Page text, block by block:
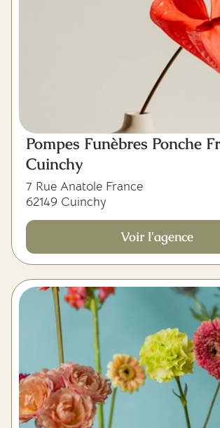
Pompes Funèbres Ponche
Cuinchy
7 Rue Anatole France
62149 Cuinchy
Voir l'agence